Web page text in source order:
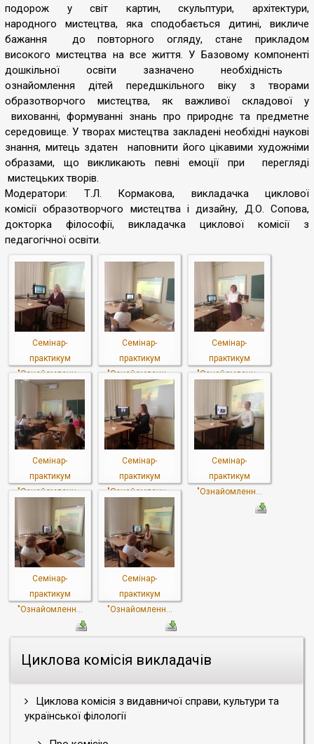
Циклова комісія викладачів
Циклова комісія з видавничої справи, культури та
української філології
подорож у світ картин, скульптури, архітектури,
народного мистецтва, яка сподобається дитині, викличе
бажання до повторного огляду, стане прикладом
високого мистецтва на все життя. У Базовому компоненті
дошкільної освіти зазначено необхідність
ознайомлення дітей передшкільного віку з творами
образотворчого мистецтва, як важливої складової у
вихованні, формуванні знань про природнє та предметне
середовище. У творах мистецтва закладені необхідні наукові
знання, митець здатен наповнити його цікавими художніми
образами, що викликають певні емоції при перегляді
мистецьких творів.
Модератори: Т.Л. Кормакова, викладачка циклової
комісії образотворчого мистецтва і дизайну, Д.О. Сопова,
докторка філософії, викладачка циклової комісії з
педагогічної освіти.
Семінар-
практикум
"Ознайомленн...
Семінар-
практикум
"Ознайомленн...
Семінар-
практикум
"Ознайомленн...
Семінар-
практикум
"Ознайомленн...
Семінар-
практикум
"Ознайомленн...
Семінар-
практикум
"Ознайомленн...
Семінар-
практикум
"Ознайомленн...
Семінар-
практикум
"Ознайомленн...